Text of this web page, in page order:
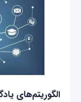
الگوریتم‌های